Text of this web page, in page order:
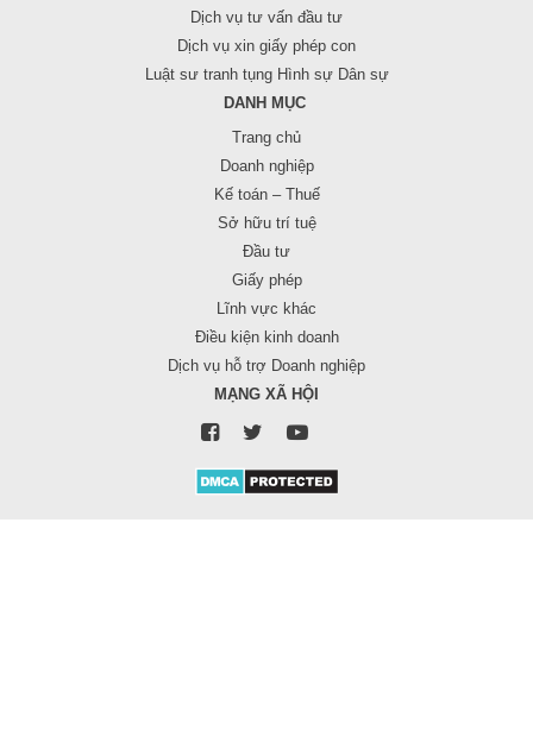
Dịch vụ tư vấn đầu tư
Dịch vụ xin giấy phép con
Luật sư tranh tụng Hình sự Dân sự
DANH MỤC
Trang chủ
Doanh nghiệp
Kế toán – Thuế
Sở hữu trí tuệ
Đầu tư
Giấy phép
Lĩnh vực khác
Điều kiện kinh doanh
Dịch vụ hỗ trợ Doanh nghiệp
MẠNG XÃ HỘI